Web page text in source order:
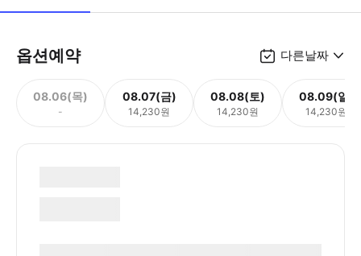
옵션예약 다른날짜
08.06(목)
-
08.07(금)
14,230원
08.08(토)
14,230원
08.09(일)
14,230원